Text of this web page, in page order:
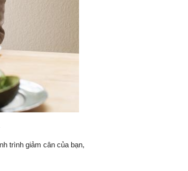
trình giảm cân của bạn,